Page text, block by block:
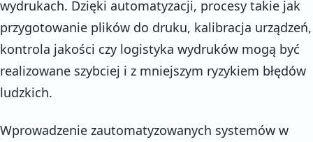
wydrukach. Dzięki automatyzacji, procesy takie jak
przygotowanie plików do druku, kalibracja urządzeń,
kontrola jakości czy logistyka wydruków mogą być
realizowane szybciej i z mniejszym ryzykiem błędów
ludzkich.
Wprowadzenie zautomatyzowanych systemów w